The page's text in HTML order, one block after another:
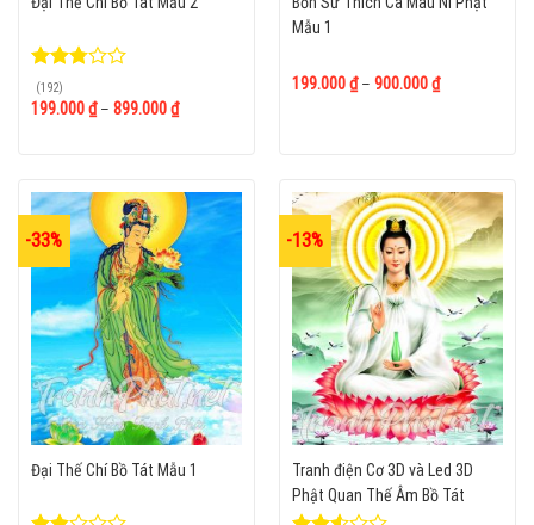
Được
xếp
(192)
199.000₫– 899.000₫
Mẫu 1
199.000₫– 900.000₫
-33%
Đại Thế Chí Bồ Tát Mẫu 1
-13%
Tranh điện Cơ 3D và Led 3D
Phật Quan Thế Âm Bồ Tát